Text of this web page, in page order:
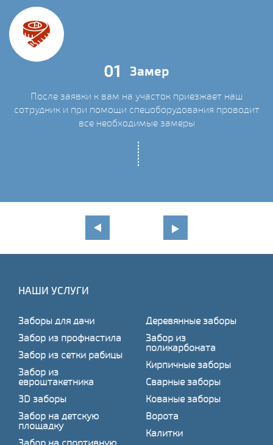
01 Замер
После заявки к вам на участок приезжает наш
сотрудник и при помощи спецоборудования проводит
все необходимые замеры
НАШИ УСЛУГИ
Заборы для дачи
Забор из профнастила
Забор из сетки рабицы
Забор из
евроштакетника
3D заборы
Забор на детскую
площадку
Деревянные заборы
Забор из
поликарбоната
Кирпичные заборы
Сварные заборы
Кованые заборы
Ворота
Калитки